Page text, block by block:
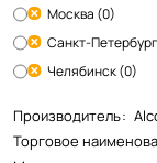
Москва (0)
Санкт-
Челябинск (0)
Производитель:
Торговое